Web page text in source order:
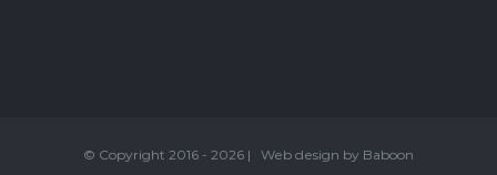
© Copyright 2016 - 2026 | Web design by Baboon